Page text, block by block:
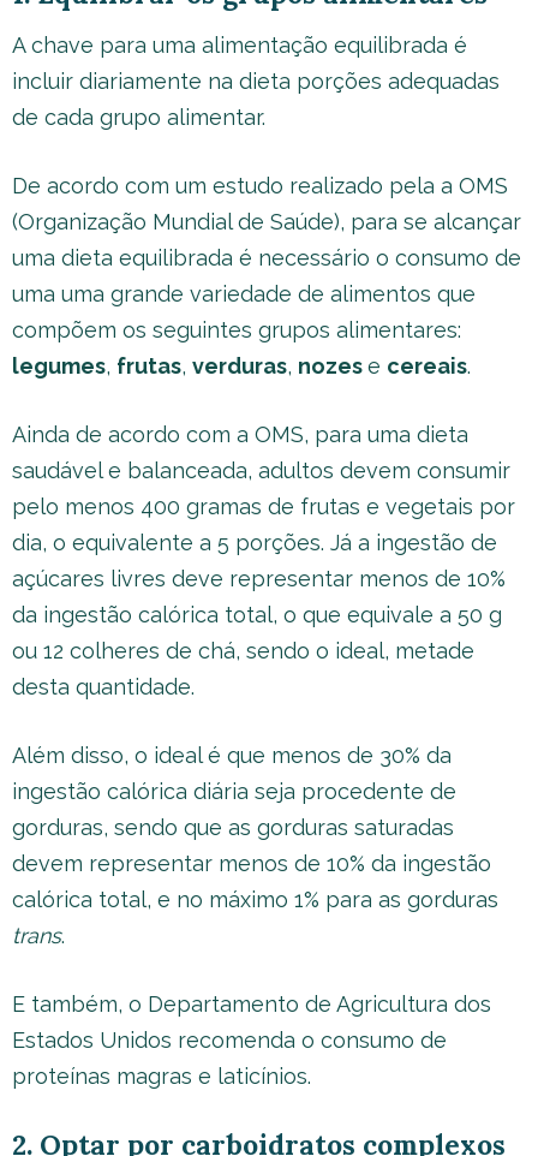
A chave para uma alimentação equilibrada é
incluir diariamente na dieta porções adequadas
de cada grupo alimentar.
De acordo com um estudo realizado pela a OMS
(Organização Mundial de Saúde), para se alcançar
uma dieta equilibrada é necessário o consumo de
uma uma grande variedade de alimentos que
compõem os seguintes grupos alimentares:
legumes, frutas, verduras, nozese cereais.
Ainda de acordo com a OMS, para uma dieta
saudável e balanceada, adultos devem consumir
pelo menos 400 gramas de frutas e vegetais por
dia, o equivalente a 5 porções. Já a ingestão de
açúcares livres deve representar menos de 10%
da ingestão calórica total, o que equivale a 50 g
ou 12 colheres de chá, sendo o ideal, metade
desta quantidade.
Além disso, o ideal é que menos de 30% da
ingestão calórica diária seja procedente de
gorduras, sendo que as gorduras saturadas
devem representar menos de 10% da ingestão
calórica total, e no máximo 1% para as gorduras
trans.
E também, o Departamento de Agricultura dos
Estados Unidos recomenda o consumo de
proteínas magras e laticínios.
2. Optar por carboidratos complexos